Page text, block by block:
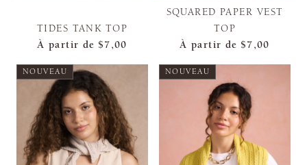
TIDES TANK TOP
À partir de $7,00
SQUARED PAPER VEST
TOP
À partir de $7,00
NOUVEAU NOUVEAU